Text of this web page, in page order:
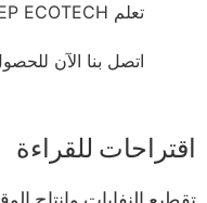
تعلم GEP ECOTECH أنه ليس من السهل العثور على مورد موثوق به، ونحن نعتز بثقة مستخدمينا، ونبذل قصارى جهدنا دائمًا لمساعدة المستخدمين على تحقيق نجاح الأعمال.
اتصل بنا الآن
اقتراحات للقراءة